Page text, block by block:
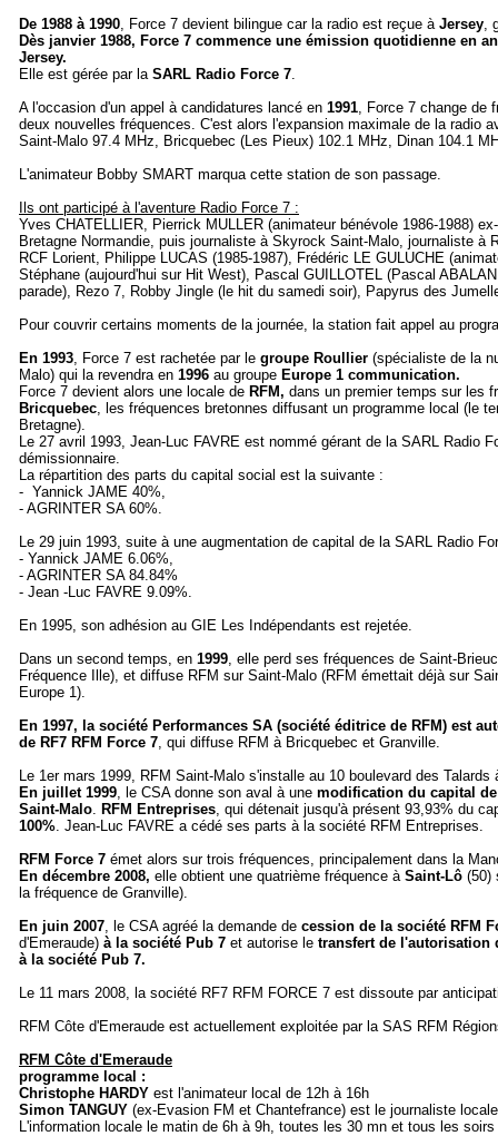
De 1988 à 1990, Force 7 devient bilingue car la radio est reçue à Jersey,
Dès janvier 1988, Force 7 commence une émission quotidienne en
Jersey.
Elle est gérée par la SARL Radio Force 7.
A l'occasion d'un appel à candidatures lancé en 1991, Force 7 change de
deux nouvelles fréquences. C'est alors l'expansion maximale de la radio
Saint-Malo 97.4 MHz, Bricquebec (Les Pieux) 102.1 MHz, Dinan 104.1
L'animateur Bobby SMART marqua cette station de son passage.
Ils ont participé à l'aventure Radio Force 7 :
Yves CHATELLIER, Pierrick MULLER (animateur bénévole 1986-1988)
Bretagne Normandie, puis journaliste à Skyrock Saint-Malo, journaliste à
RCF Lorient, Philippe LUCAS (1985-1987), Frédéric LE GULUCHE
Stéphane (aujourd'hui sur Hit West), Pascal GUILLOTEL (Pascal
parade), Rezo 7, Robby Jingle (le hit du samedi soir), Papyrus des
Pour couvrir certains moments de la journée, la station fait appel au
En 1993, Force 7 est rachetée par le groupe Roullier (spécialiste de la
Malo) qui la revendra en 1996 au groupe Europe 1 communication.
Force 7 devient alors une locale de RFM, dans un premier temps sur les
Bricquebec, les fréquences bretonnes diffusant un programme local (le
Bretagne).
Le 27 avril 1993, Jean-Luc FAVRE est nommé gérant de la SARL Radio
démissionnaire.
La répartition des parts du capital social est la suivante :
- Yannick JAME 40%,
- AGRINTER SA 60%.
Le 29 juin 1993, suite à une augmentation de capital de la SARL Radio
- Yannick JAME 6.06%,
- AGRINTER SA 84.84%
- Jean -Luc FAVRE 9.09%.
En 1995, son adhésion au GIE Les Indépendants est rejetée.
Dans un second temps, en 1999, elle perd ses fréquences de Saint-
Fréquence Ille), et diffuse RFM sur Saint-Malo (RFM émettait déjà sur
Europe 1).
En 1997, la société Performances SA (société éditrice de RFM) est
de RF7 RFM Force 7, qui diffuse RFM à Bricquebec et Granville.
Le 1er mars 1999, RFM Saint-Malo s'installe au 10 boulevard des Talards
En juillet 1999, le CSA donne son aval à une modification du capital
Saint-Malo. RFM Entreprises, qui détenait jusqu'à présent 93,93% du
100%. Jean-Luc FAVRE a cédé ses parts à la société RFM Entreprises.
RFM Force 7 émet alors sur trois fréquences, principalement dans la
En décembre 2008, elle obtient une quatrième fréquence àSaint-Lô (50)
la fréquence de Granville).
En juin 2007, le CSA agréé la demande de cession de la société RFM
d'Emeraude) à la société Pub 7 et autorise le transfert de l'autorisation
à la société Pub 7.
Le 11 mars 2008, la société RF7 RFM FORCE 7 est dissoute par
RFM Côte d'Emeraude est actuellement exploitée par la SAS RFM
RFM Côte d'Emeraude
programme local :
Christophe HARDY est l'animateur local de 12h à 16h
Simon TANGUY (ex-Evasion FM et Chantefrance) est le journaliste
L'information locale le matin de 6h à 9h, toutes les 30 mn et tous les